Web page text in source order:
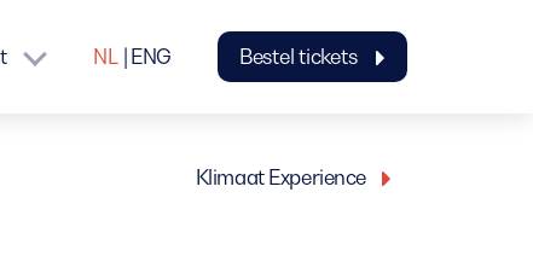
NL ENG Bestel tickets
Klimaat Experience